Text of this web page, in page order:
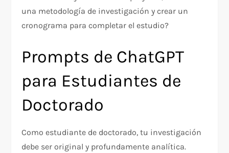
una metodología de investigación y crear un
cronograma para completar el estudio?
Prompts de ChatGPT
para Estudiantes de
Doctorado
Como estudiante de doctorado, tu investigación
debe ser original y profundamente analítica.